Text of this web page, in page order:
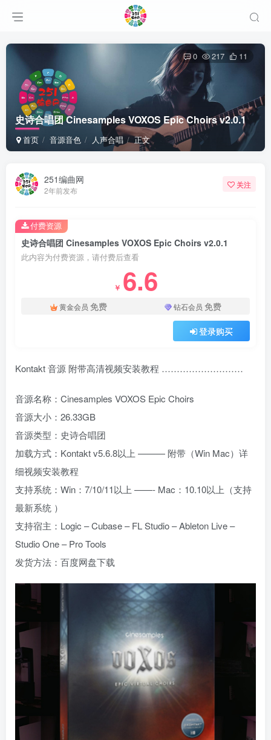
史诗合唱团 Cinesamples VOXOS Epic Choirs v2.0.1
首页 音源音色 人声合唱 正文
0 217 11
251编曲网
2年前发布
关注
史诗合唱团 Cinesamples VOXOS Epic Choirs v2.0.1
此内容为付费资源，请付费后查看
￥ 6.6
黄金会员 免费 钻石会员 免费
登录购买
付费资源
Kontakt 音源 附带高清视频安装教程 ………………………
音源名称：Cinesamples VOXOS Epic Choirs
音源大小：26.33GB
音源类型：史诗合唱团
加载方式：Kontakt v5.6.8以上 ——— 附带（Win Mac）详
细视频安装教程
支持系统：Win：7/10/11以上 ——- Mac：10.10以上（支持
最新系统 ）
支持宿主：Logic – Cubase – FL Studio – Ableton Live –
Studio One – Pro Tools
发货方法：百度网盘下载